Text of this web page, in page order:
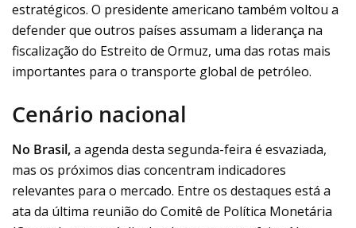
estratégicos. O presidente americano também voltou a
defender que outros países assumam a liderança na
fiscalização do Estreito de Ormuz, uma das rotas mais
importantes para o transporte global de petróleo.
Cenário nacional
No Brasil,a agenda desta segunda-feira é esvaziada,
mas os próximos dias concentram indicadores
relevantes para o mercado. Entre os destaques está a
ata da última reunião do Comitê de Política Monetária